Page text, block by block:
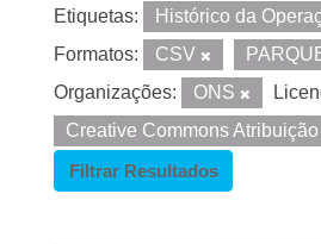
Etiquetas: Histórico da
Formatos:
CSV
Organizações:
ONS
Creative Commons Atribuição
Filtrar Resultados